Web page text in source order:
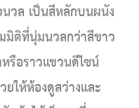
นวล เป็นสีหลักบนผนัง
มิติที่นุ่มนวลกว่าสีขาว
รือราวแขวนดีไซน์
ยให้ห้องดูสว่างและ